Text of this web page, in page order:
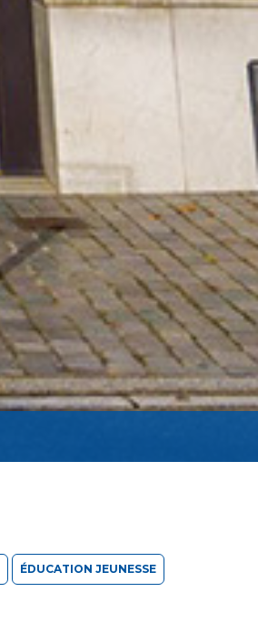
ÉDUCATION JEUNESSE